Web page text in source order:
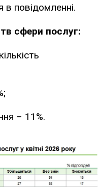
в повідомленні.
сфери послуг:
– 11%.